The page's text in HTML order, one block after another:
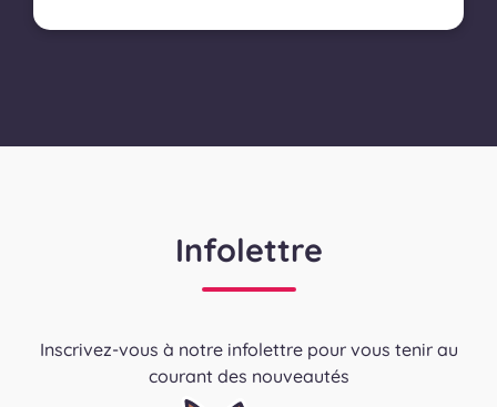
Infolettre
Inscrivez-vous à notre infolettre pour vous tenir au
courant des nouveautés